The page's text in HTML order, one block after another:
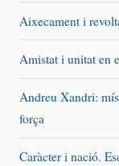
Aixecament i
Amistat i unitat en
Andreu Xandri:
força
Caràcter i nació.